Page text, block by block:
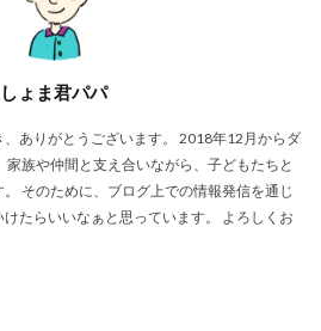
しょま君パパ
ありがとうございます。 2018年12月からダ
族や仲間と支え合いながら、子どもたちと
そのために、ブログ上での情報発信を通じ
たらいいなぁと思っています。 よろしくお